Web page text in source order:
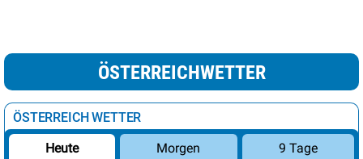
ÖSTERREICHWETTER
ÖSTERREICH WETTER
Heute Morgen 9 Tage